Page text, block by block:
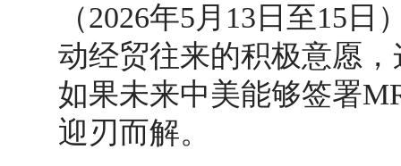
（2026年5月13日至15
动经贸往来的积极意愿
如果未来中美能够签署
迎刃而解。